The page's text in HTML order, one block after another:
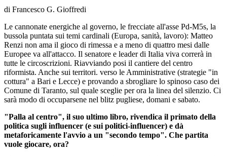
di Francesco G. Gioffredi
Le cannonate energiche al governo, le frecciate all'asse Pd-M5s, la
bussola puntata sui temi cardinali (Europa, sanità, lavoro): Matteo
Renzi non ama il gioco di rimessa e a meno di quattro mesi dalle
Europee va all'attacco. Il senatore e leader di Italia viva correrà in
tutte le circoscrizioni. Riavviando posi il cantiere del centro
riformista. Anche sui territori. verso le Amministrative (strategie "in
cottura" a Bari e Lecce) e provando a sbrogliare lo spinoso caso dei
Comune di Taranto, sul quale sceglie per ora la linea del silenzio. Ci
sarà modo di occuparsene nel blitz pugliese, domani e sabato.
"Palla al centro", il suo ultimo libro, rivendica il primato della
politica sugli influencer (e sui politici-influencer) e dà
metaforicamente l'avvio a un "secondo tempo". Che partita
vuole giocare, ora?